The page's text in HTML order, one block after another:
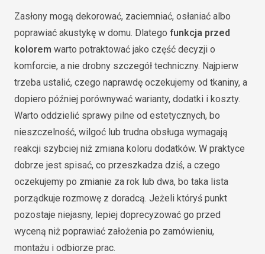
Zasłony mogą dekorować, zaciemniać, osłaniać albo
poprawiać akustykę w domu. Dlatego funkcja przed
kolorem warto potraktować jako część decyzji o
komforcie, a nie drobny szczegół techniczny. Najpierw
trzeba ustalić, czego naprawdę oczekujemy od tkaniny, a
dopiero później porównywać warianty, dodatki i koszty.
Warto oddzielić sprawy pilne od estetycznych, bo
nieszczelność, wilgoć lub trudna obsługa wymagają
reakcji szybciej niż zmiana koloru dodatków. W praktyce
dobrze jest spisać, co przeszkadza dziś, a czego
oczekujemy po zmianie za rok lub dwa, bo taka lista
porządkuje rozmowę z doradcą. Jeżeli któryś punkt
pozostaje niejasny, lepiej doprecyzować go przed
wyceną niż poprawiać założenia po zamówieniu,
montażu i odbiorze prac.